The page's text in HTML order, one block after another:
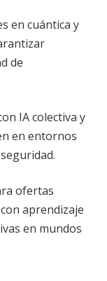
en cuántica y
de
IA colectiva y
en entornos
ofertas
aprendizaje
en mundos